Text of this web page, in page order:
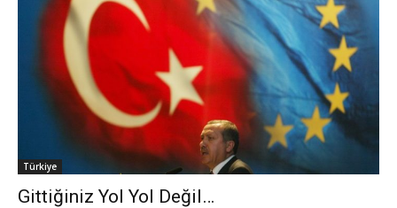
Türkiye
Gittiğiniz Yol Yol Değil…